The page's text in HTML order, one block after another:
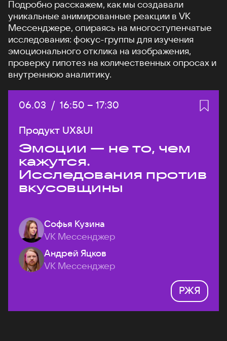
Подробно расскажем, как мы создавали
уникальные анимированные реакции в VK
Мессенджере, опираясь на многоступенчатые
исследования: фокус-группы для изучения
эмоционального отклика на изображения,
проверку гипотез на количественных опросах и
внутреннюю аналитику.
Дата:
06.03 / Начало:
16:50 – Конец:
17:30
Продукт UX&UI
Эмоции — не то, чем
кажутся.
Исследования против
вкусовщины
Софья Кузина
VK Мессенджер
Андрей Яцков
VK Мессенджер
РЖЯ